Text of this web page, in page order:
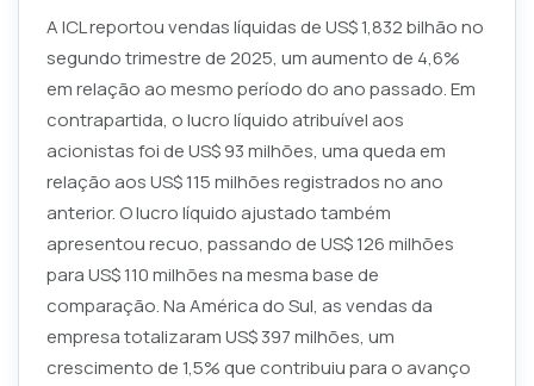
A ICL reportou vendas líquidas de US$ 1,832 bilhão no
segundo trimestre de 2025, um aumento de 4,6%
em relação ao mesmo período do ano passado. Em
contrapartida, o lucro líquido atribuível aos
acionistas foi de US$ 93 milhões, uma queda em
relação aos US$ 115 milhões registrados no ano
anterior. O lucro líquido ajustado também
apresentou recuo, passando de US$ 126 milhões
para US$ 110 milhões na mesma base de
comparação. Na América do Sul, as vendas da
empresa totalizaram US$ 397 milhões, um
crescimento de 1,5% que contribuiu para o avanço